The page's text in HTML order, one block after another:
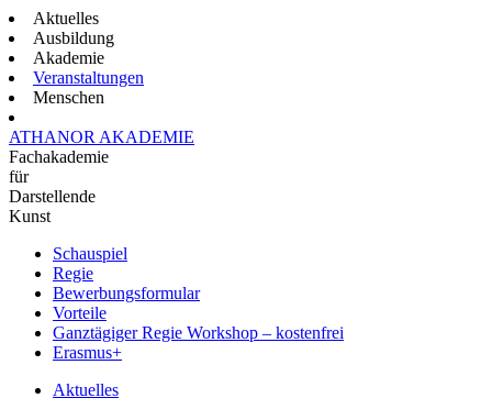
Aktuelles
Ausbildung
Akademie
Veranstaltungen
Menschen
ATHANOR AKADEMIE
Fachakademie
für
Darstellende
Kunst
Schauspiel
Regie
Bewerbungsformular
Vorteile
Ganztägiger Regie Workshop – kostenfrei
Erasmus+
Aktuelles